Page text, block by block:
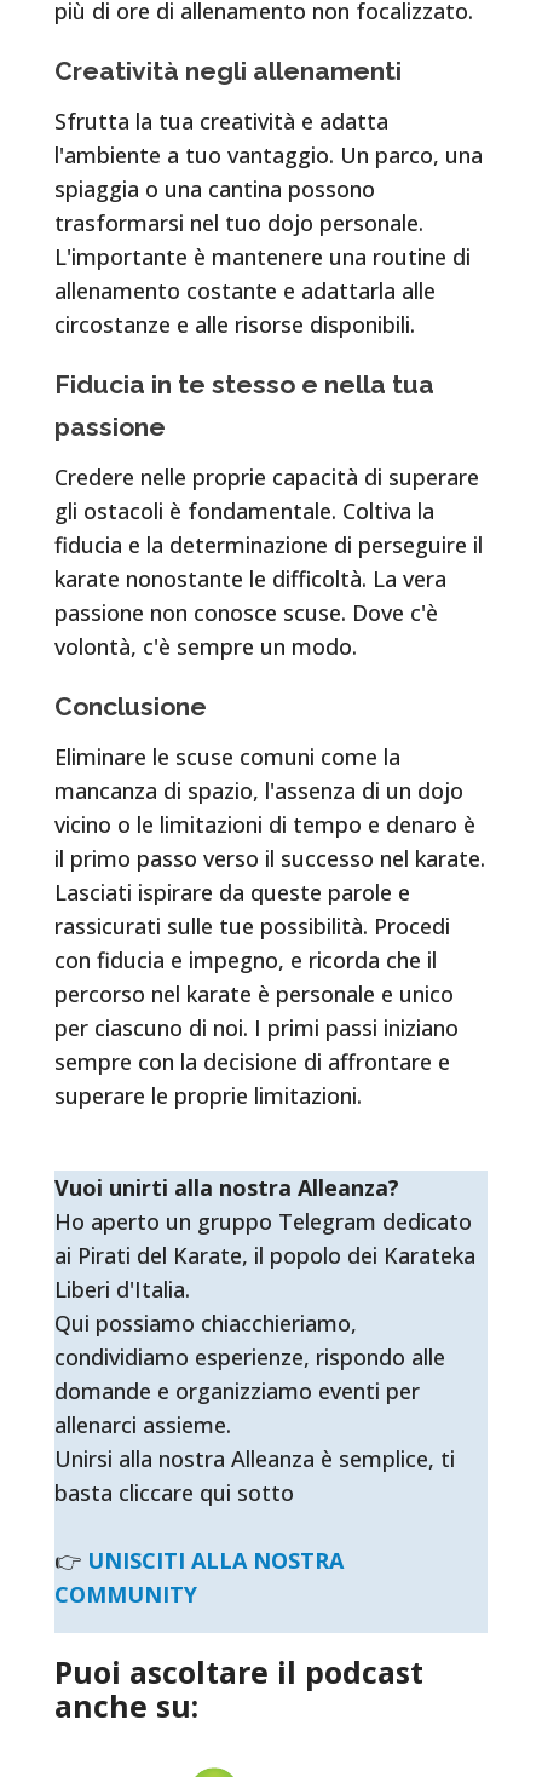
più di ore di allenamento non focalizzato.
Creatività negli allenamenti
Sfrutta la tua creatività e adatta
l'ambiente a tuo vantaggio. Un parco, una
spiaggia o una cantina possono
trasformarsi nel tuo dojo personale.
L'importante è mantenere una routine di
allenamento costante e adattarla alle
circostanze e alle risorse disponibili.
Fiducia in te stesso e nella tua
passione
Credere nelle proprie capacità di superare
gli ostacoli è fondamentale. Coltiva la
fiducia e la determinazione di perseguire il
karate nonostante le difficoltà. La vera
passione non conosce scuse. Dove c'è
volontà, c'è sempre un modo.
Conclusione
Eliminare le scuse comuni come la
mancanza di spazio, l'assenza di un dojo
vicino o le limitazioni di tempo e denaro è
il primo passo verso il successo nel karate.
Lasciati ispirare da queste parole e
rassicurati sulle tue possibilità. Procedi
con fiducia e impegno, e ricorda che il
percorso nel karate è personale e unico
per ciascuno di noi. I primi passi iniziano
sempre con la decisione di affrontare e
superare le proprie limitazioni.
Vuoi unirti alla nostra Alleanza?
Ho aperto un gruppo Telegram dedicato
ai Pirati del Karate, il popolo dei Karateka
Liberi d'Italia.
Qui possiamo chiacchieriamo,
condividiamo esperienze, rispondo alle
domande e organizziamo eventi per
allenarci assieme.
Unirsi alla nostra Alleanza è semplice, ti
basta cliccare qui sotto
👉 UNISCITI ALLA NOSTRA
COMMUNITY
Puoi ascoltare il podcast
anche su: